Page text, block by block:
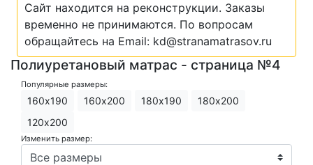
Open submenu (Постельное белье)
Постельное белье
Open submenu (Мебель)
Мебель
Open submenu (Основания)
Основания
Open submenu (Детские матрасы)
Детские матрасы
Open submenu (Детские кровати)
Детские кровати
Open submenu (Шкафы)
Шкафы
Сайт находится на реконструкции. Заказы
временно не принимаются. По вопросам
обращайтесь на Email: kd@stranamatrasov.ru
Полиуретановый матрас - страница №4
Популярные размеры:
160х190 160х200 180х190
180х200
120х200
Изменить размер: